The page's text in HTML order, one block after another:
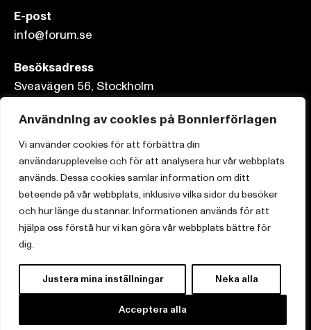
Användning av cookies på Bonnierförlagen
Vi använder cookies för att förbättra din
användarupplevelse och för att analysera hur vår webbplats
används. Dessa cookies samlar information om ditt
beteende på vår webbplats, inklusive vilka sidor du besöker
och hur länge du stannar. Informationen används för att
hjälpa oss förstå hur vi kan göra vår webbplats bättre för
dig.
Justera mina inställningar Neka alla
Acceptera alla
E-post
info@forum.se
Besöksadress
Sveavägen 56, Stockholm
Postadress
Box 3159, 103 63 Stockholm
Om Bonnierförlagen
Cookies
Integritetspolicy